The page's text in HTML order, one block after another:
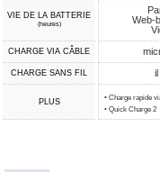
VIE DE LA BATTERIE
(heures)
Web-
CHARGE VIA CÂBLE
CHARGE SANS FIL
PLUS
• Charge rapide
• Quick Charge 2